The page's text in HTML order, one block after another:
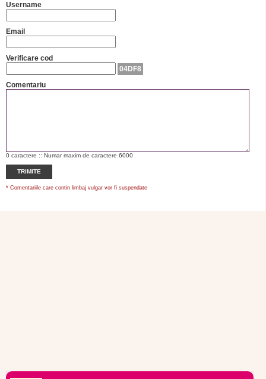
Username
Email
Verificare cod
04DF8
Comentariu
0 caractere :: Numar maxim de caractere 6000
TRIMITE
* Comentariile care contin limbaj vulgar vor fi suspendate